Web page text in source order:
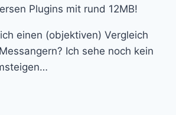
Plugins mit rund 12MB!
einen (objektiven) Vergleich
Ich sehe noch kein